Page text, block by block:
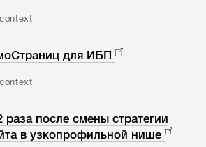
для ИБП
раза после смены стратегии
в узкопрофильной нише